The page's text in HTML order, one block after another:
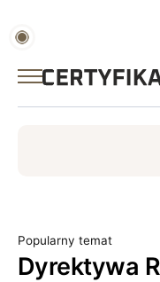
Popularny temat
Dyrektywa